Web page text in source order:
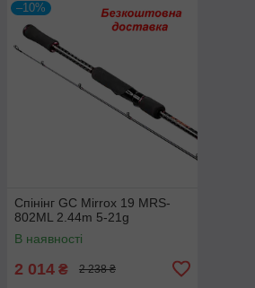
–10%
Спінінг GC Mirrox 19 MRS-
802ML 2.44m 5-21g
В наявності
2 014 ₴ 2 238 ₴